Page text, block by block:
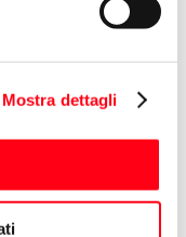
Mostra dettagli